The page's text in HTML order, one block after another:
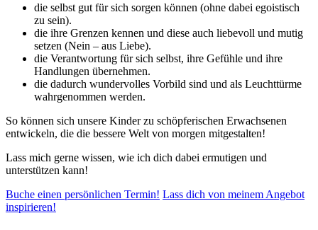
die selbst gut für sich sorgen können (ohne dabei egoistisch
zu sein).
die ihre Grenzen kennen und diese auch liebevoll und mutig
setzen (Nein – aus Liebe).
die Verantwortung für sich selbst, ihre Gefühle und ihre
Handlungen übernehmen.
die dadurch wundervolles Vorbild sind und als Leuchttürme
wahrgenommen werden.
So können sich unsere Kinder zu schöpferischen Erwachsenen
entwickeln, die die bessere Welt von morgen mitgestalten!
Lass mich gerne wissen, wie ich dich dabei ermutigen und
unterstützen kann!
Buche einen persönlichen Termin! Lass dich von meinem Angebot
inspirieren!